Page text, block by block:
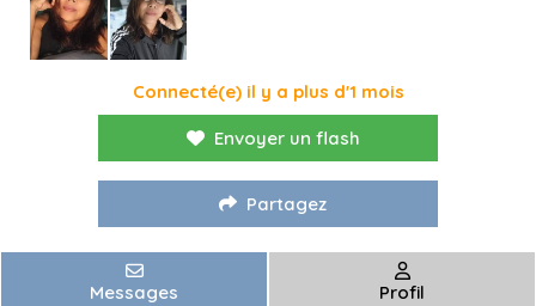
Connecté(e) il y a plus d'1 mois
Envoyer un flash
Partagez
Messages Profil